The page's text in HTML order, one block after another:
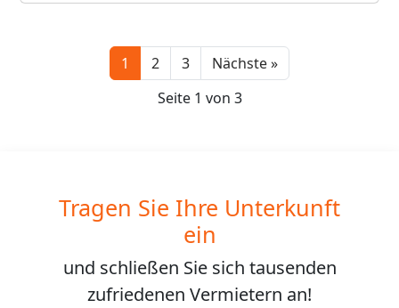
1 2 3 Nächste »Next
Seite 1 von 3
Tragen Sie Ihre Unterkunft
ein
und schließen Sie sich tausenden
zufriedenen Vermietern an!